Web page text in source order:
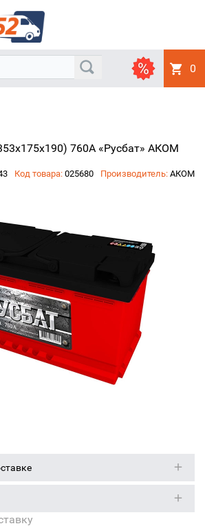
0
760A «Русбат» АКОМ
Код товара: 025680 Производитель: АКОМ